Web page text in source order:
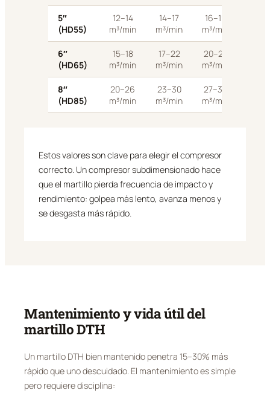
5″
(HD55)
12–14
m³/min
14–17
m³/min
16–19
m³/min
6″
(HD65)
15–18
m³/min
17–22
m³/min
20–25
m³/min
8″
(HD85)
20–26
m³/min
23–30
m³/min
27–35
m³/min
Estos valores son clave para elegir el compresor
correcto. Un compresor subdimensionado hace
que el martillo pierda frecuencia de impacto y
rendimiento: golpea más lento, avanza menos y
se desgasta más rápido.
Mantenimiento y vida útil del
martillo DTH
Un martillo DTH bien mantenido penetra 15–30% más
rápido que uno descuidado. El mantenimiento es simple
pero requiere disciplina: